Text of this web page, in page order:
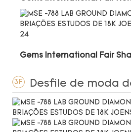
Gems International Fair
3F Desfile de moda